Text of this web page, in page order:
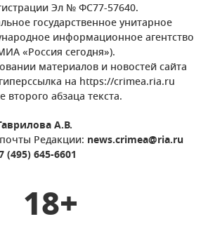
Эл № ФС77-57640.
государственное унитарное
информационное агентство
«Россия сегодня»).
материалов и новостей сайта
на https://crimea.ria.ru
второго абзаца текста.
А.В.
Редакции: news.crimea@ria.ru
(495) 645-6601
18+